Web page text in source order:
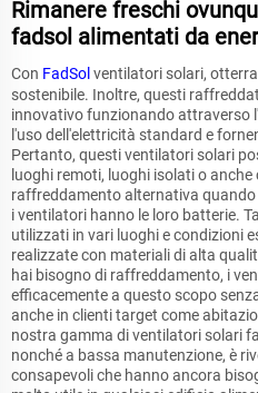
Rimanere freschi
fadsol alimentati da
Con FadSol ventilatori solari,
sostenibile. Inoltre, questi
innovativo funzionando attraverso
l'uso dell'elettricità standard e
Pertanto, questi ventilatori solari
luoghi remoti, luoghi isolati o
raffreddamento alternativa quando
i ventilatori hanno le loro batterie.
utilizzati in vari luoghi e condizioni
realizzate con materiali di alta
hai bisogno di raffreddamento, i
efficacemente a questo scopo
anche in clienti target come
nostra gamma di ventilatori solari
nonché a bassa manutenzione, è
consapevoli che hanno ancora